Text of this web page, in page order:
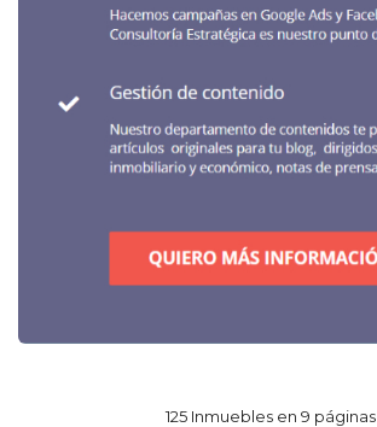
125 Inmuebles en 9 páginas